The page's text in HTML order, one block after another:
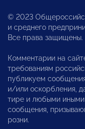
© 2023
и среднего
Все права защищены.
Комментарии на
требованиям
публикуем
и/или оскорбления,
тире и любыми
сообщения,
розни.